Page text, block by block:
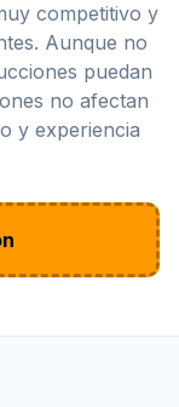
competitivo y
Aunque no
puedan
no afectan
y experiencia